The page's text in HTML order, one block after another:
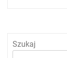
Szukaj